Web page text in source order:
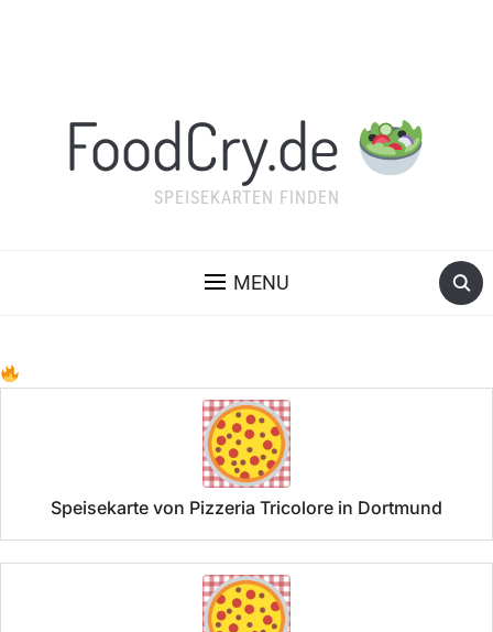
FoodCry.de
SPEISEKARTEN FINDEN
MENU
Speisekarte von Pizzeria Tricolore in Dortmund